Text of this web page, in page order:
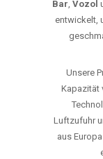
Bar, Vozol
entwickelt,
Unsere
Kapazität
Luftzufuhr
aus